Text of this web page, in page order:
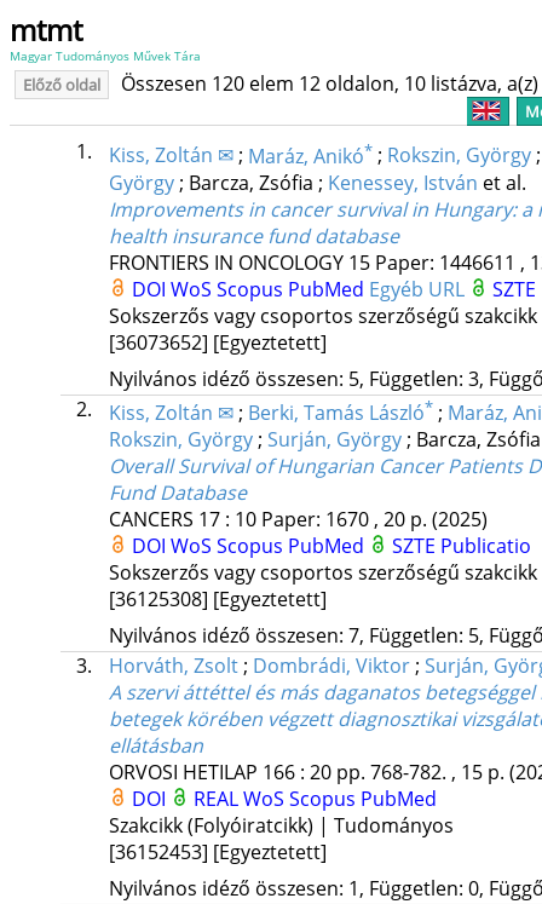
mtmt
Magyar Tudományos Művek Tára
Előző oldal Összesen 120 elem 12 oldalon, 10 listázva,
1. Kiss, Zoltán ✉; Maráz, Anikó* ; Rokszin, György
György ; Barcza, Zsófia ; Kenessey, István et al.
Improvements in cancer survival in Hungary:
health insurance fund database
FRONTIERS IN ONCOLOGY 15 Paper: 1446611 ,
DOI WoS Scopus PubMed Egyéb URL
Sokszerzős vagy csoportos szerzőségű
[36073652] [Egyeztetett]
Nyilvános idéző összesen: 5, Független: 3,
2.
Kiss, Zoltán ✉ ; Berki, Tamás László* ; Maráz,
Rokszin, György ; Surján, György ; Barcza,
Overall Survival of Hungarian Cancer Patients
Fund Database
CANCERS 17: 10 Paper: 1670 , 20 p. (2025)
DOI WoS Scopus PubMed
SZTE Publicatio
Sokszerzős vagy csoportos szerzőségű
[36125308] [Egyeztetett]
Nyilvános idéző összesen: 7, Független: 5,
3.
Horváth, Zsolt ; Dombrádi, Viktor ; Surján,
A szervi áttéttel és más daganatos
betegek körében végzett diagnosztikai
ellátásban
ORVOSI HETILAP 166: 20 pp. 768-782. , 15 p.
DOI
REALWoS Scopus PubMed
Szakcikk (Folyóiratcikk) | Tudományos
[36152453] [Egyeztetett]
Nyilvános idéző összesen: 1, Független: 0,